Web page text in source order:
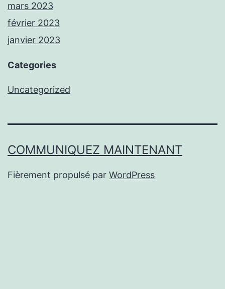
mars 2023
février 2023
janvier 2023
Categories
Uncategorized
COMMUNIQUEZ MAINTENANT
Fièrement propulsé par WordPress